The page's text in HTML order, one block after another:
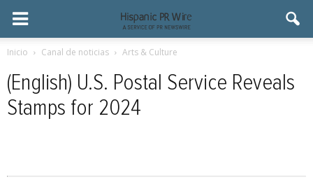
Inicio Canal de noticias Arts & Culture
(English) U.S. Postal Service Reveals
Stamps for 2024